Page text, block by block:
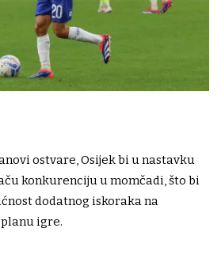
ostvare, Osijek bi u nastavku
konkurenciju u momčadi, što bi
dodatnog iskoraka na
igre.